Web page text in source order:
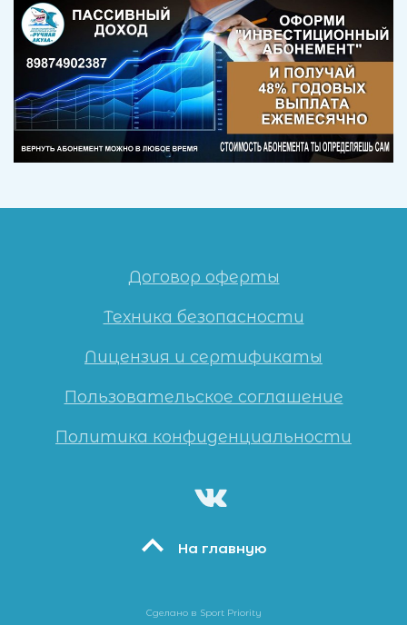
Договор оферты
Техника безопасности
Лицензия и сертификаты
Пользовательское соглашение
Политика конфиденциальности
На главную
Сделано в Sport Priority